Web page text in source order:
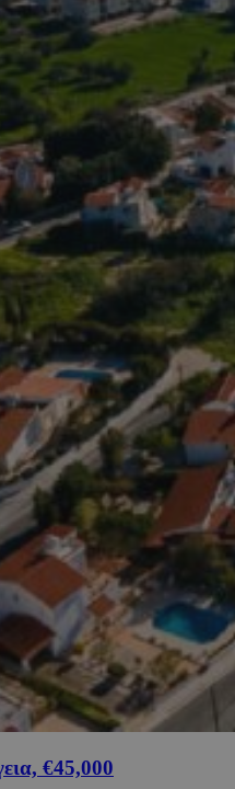
€45,000